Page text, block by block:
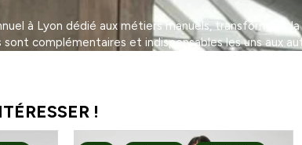
à Lyon dédié aux métiers manuels, transforment
complémentaires et indispensables les uns aux
!